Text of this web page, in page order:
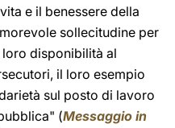
e il benessere della
sollecitudine per
disponibilità al
il loro esempio
sul posto di lavoro
(Messaggio in